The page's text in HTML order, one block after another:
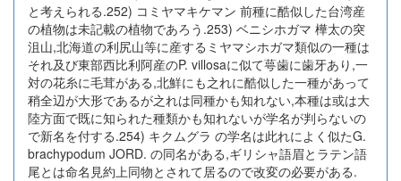
と考えられる.252) コミヤマキケマン 前種に酷似した台湾産
の植物は未記載の植物であろう.253) ベニシホガマ 樺太の突
沮山,北海道の利尻山等に産するミヤマシホガマ類似の一種は
それ及び東部西比利阿産のP. villosaに似て萼歯に歯牙あり,一
対の花糸に毛茸がある,北鮮にも之れに酷似した一種があって
稍全辺が大形であるが之れは同種かも知れない,本種は或は大
陸方面で既に知られた種類かも知れないが学名が判らないの
で新名を付する.254) キクムグラ の学名は此れによく似たG.
brachypodum JORD. の同名がある,ギリシャ語眉とラテン語
尾とは命名見約上同物とされて居るので改変の必要がある.